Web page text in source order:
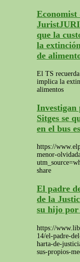
que la
la
de
El TS
implica la
alimentos
Investigan
Sitges se
en el bus
https://
menor-
share
El padre
de la
su hijo por
https://
14/el-padre-
harta-de-
sus-propios-